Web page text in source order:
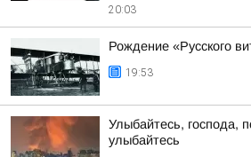
20:03
Рождение «Русского
19:53
Улыбайтесь, господа,
улыбайтесь